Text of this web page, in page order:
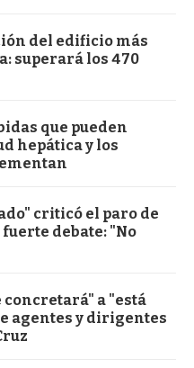
del edificio más
superará los 470
que pueden
hepática y los
criticó el paro de
debate: "No
concretará" a "está
agentes y dirigentes